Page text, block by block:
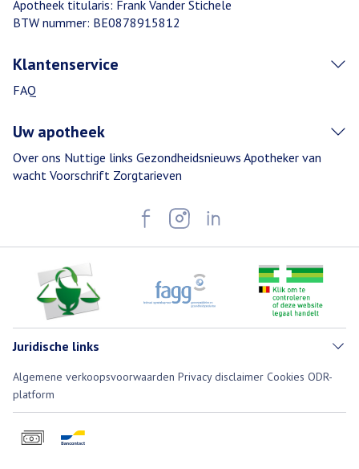
Apotheek titularis: Frank Vander Stichele
BTW nummer: BE0878915812
Klantenservice
FAQ
Uw apotheek
Over ons Nuttige links Gezondheidsnieuws Apotheker van
wacht Voorschrift Zorgtarieven
Juridische links
Algemene verkoopsvoorwaarden Privacy disclaimer Cookies ODR-
platform